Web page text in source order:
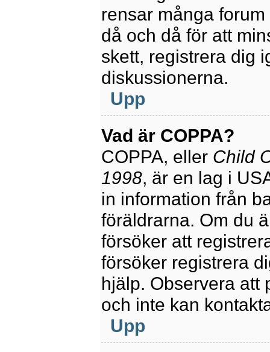
rensar många
då och då för att
skett, registrera dig
diskussionerna.
Upp
Vad är COPPA?
COPPA, eller Child
1998, är en lag i
in information från
föräldrarna. Om du
försöker att
försöker registrera
hjälp. Observera att
och inte kan
Upp